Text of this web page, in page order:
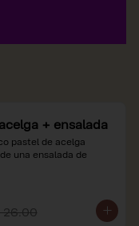
+ ensalada
pastel de acelga
una ensalada de
26.00